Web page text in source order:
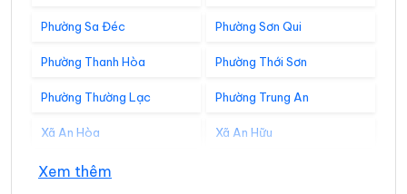
Phường Sa Đéc Phường Sơn Qui
Phường Thanh Hòa Phường Thới Sơn
Phường Thường Lạc Phường Trung An
Xã An Hòa Xã An Hữu
Xã An Long
Xem thêm